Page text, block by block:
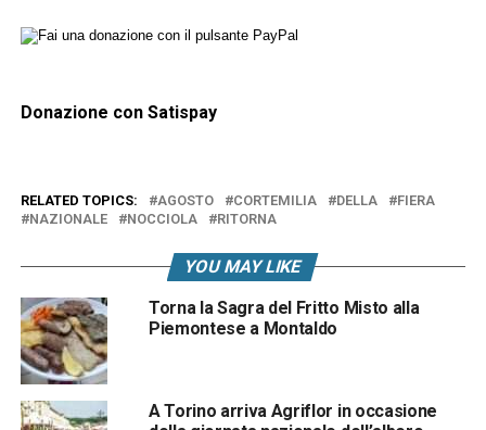
Donazione con Satispay
RELATED TOPICS: AGOSTO CORTEMILIA DELLA
FIERA
NAZIONALE
NOCCIOLA RITORNA
YOU MAY LIKE
Torna la Sagra del Fritto Misto alla
Piemontese a Montaldo
A Torino arriva Agriflor in occasione